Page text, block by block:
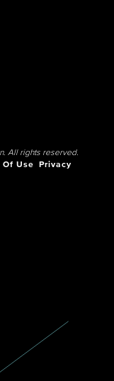
All rights reserved.
Of Use
Privacy